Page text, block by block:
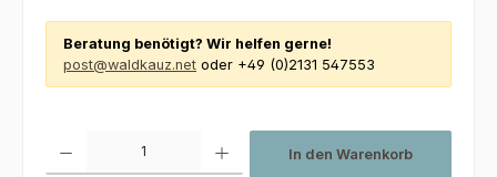
Beratung benötigt? Wir helfen gerne!
post@waldkauz.net oder +49 (0)2131 547553
In den Warenkorb